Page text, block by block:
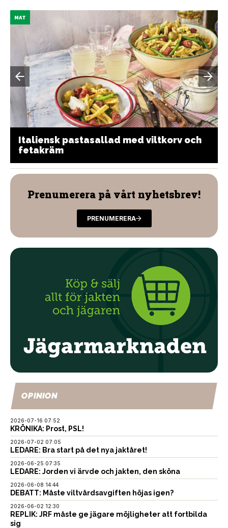
MAT
Italiensk pastasallad med viltkorv och
fetakräm
Prenumerera på vårt nyhetsbrev!
PRENUMERERA
OPINION
2026-07-16 07:52
KRÖNIKA: Prost, PSL!
2026-07-02 07:05
LEDARE: Bra start på det nya jaktåret!
2026-06-25 07:35
LEDARE: Jorden vi ärvde och jakten, den sköna
2026-06-08 14:44
DEBATT: Måste viltvårdsavgiften höjas igen?
2026-06-02 12:30
REPLIK: JRF måste ge jägare möjligheter att fortbilda
sig